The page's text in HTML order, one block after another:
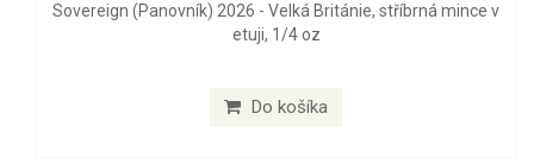
Sovereign (Panovník) 2026 - Velká Británie, stříbrná mince v
etuji, 1/4 oz
Do košíka